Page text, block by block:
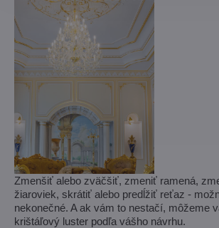
Zmenšiť alebo zväčšiť, zmeniť ramená,
žiaroviek, skrátiť alebo predĺžiť reťaz -
nekonečné. A ak vám to nestačí, môžeme
krištáľový luster podľa vášho návrhu.